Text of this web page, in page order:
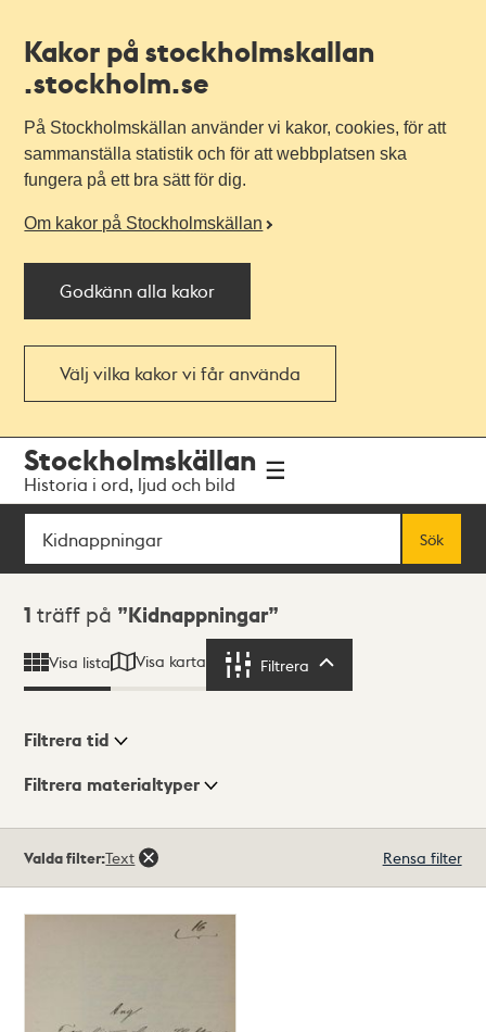
Kakor på stockholmskallan
.stockholm.se
På Stockholmskällan använder vi kakor, cookies, för att
sammanställa statistik och för att webbplatsen ska
fungera på ett bra sätt för dig.
Om kakor på Stockholmskällan
Godkänn alla kakor
Välj vilka kakor vi får använda
navigationen
huvudinnehållet
Stockholmskällan
Historia i ord, ljud och bild
Sök
Sök
Sökresultat
1 träff på Kidnappningar
Visa lista Visa karta Filtrera
Visningsläge
Filtrera tid
Filtrera materialtyper
träffar
Valda filter:Text Rensa filter